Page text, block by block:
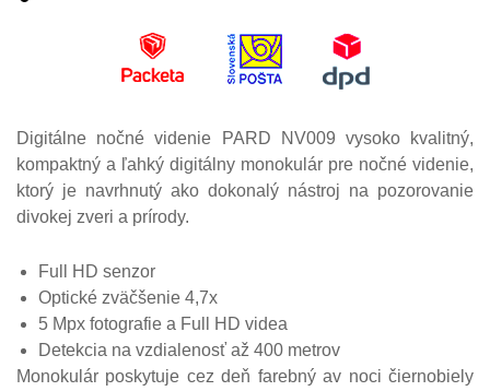
Digitálne nočné videnie PARD NV009 vysoko kvalitný,
kompaktný a ľahký digitálny monokulár pre nočné videnie,
ktorý je navrhnutý ako dokonalý nástroj na pozorovanie
divokej zveri a prírody.
Full HD senzor
Optické zväčšenie 4,7x
5 Mpx fotografie a Full HD videa
Detekcia na vzdialenosť až 400 metrov
Monokulár poskytuje cez deň farebný av noci čiernobiely